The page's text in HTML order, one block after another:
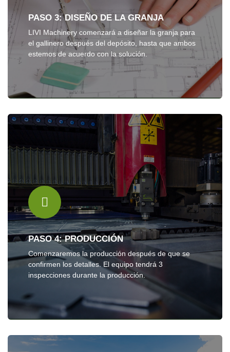
PASO 3: DISEÑO DE LA GRANJA
LIVI Machinery comenzará a diseñar la granja para
el gallinero después del depósito, hasta que ambos
estemos de acuerdo con la solución.
PASO 4: PRODUCCIÓN
Comenzaremos la producción después de que se
confirmen los detalles. El equipo tendrá 3
inspecciones durante la producción.